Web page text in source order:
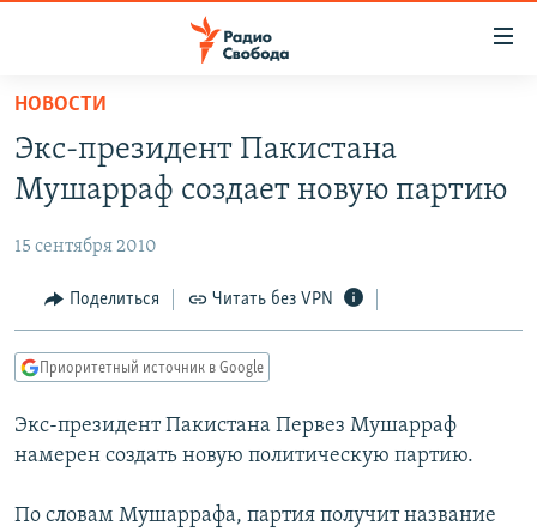
упрощенного
доступа
Вернуться
основному
Вернутся
главной
навигации
Вернутся
ПОДКАСТЫ
АВТОРСКИЕ ПРОЕКТЫ
ЦИТАТЫ СВОБОДЫ
МНЕНИЯ
IDEL.РЕАЛИИ
КАВКАЗ.РЕАЛИИ
СЕВЕР.РЕАЛИИ
СИБИРЬ.РЕАЛИИ
НОВОСТИ
Экс-президент Пакистана
Мушарраф создает новую партию
15 сентября 2010
Поделиться Читать без VPN
Приоритетный источник в Google
Экс-президент Пакистана Первез Мушарраф
намерен создать новую политическую партию.
По словам Мушаррафа, партия получит название